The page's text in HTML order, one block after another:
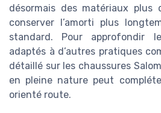
désormais des matériaux plus
conserver l’amorti plus
standard. Pour approfondir
adaptés à d’autres pratiques
détaillé sur les chaussures
en pleine nature peut
orienté route.